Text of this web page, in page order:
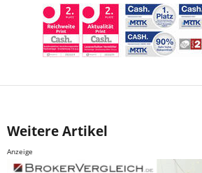
Weitere Artikel
Anzeige